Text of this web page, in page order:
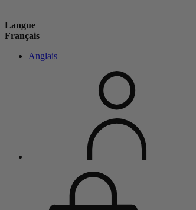
Langue
Français
Anglais